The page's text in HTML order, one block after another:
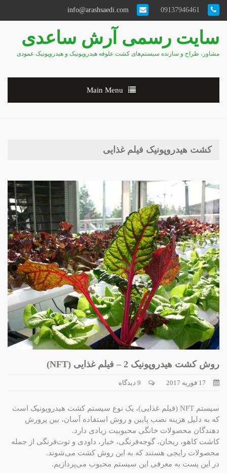
سایت رسمی آرش ساعدی
مشاور، طراح و سازنده سیستم‌های کشت علوفه هیدروپونیک و هیدروپونیک عمودی
Main Menu
کشت هیدروپونیک فیلم غذایی
روش کشت هیدروپونیک 2 – فیلم غذایی (NFT)
17 فوریه 2017 9 دیدگاه
سیستم NFT (فیلم غذایی)، یک نوع سیستم كشت هیدروپونیک است
كه به‌ دلیل هزینه نصب پایین و روش استفاده آسان، بین پرورش‌
دهندگان محصولات خانگی محبوبیت زیادی دارد.
كاشت كاهو، ریحان، گوجه‌فرنگی، خیار، داودی و توت‌فرنگی از جمله
محصولات رایجی هستند كه به این روش كشت می‌شوند.
در این پست به معرفی این سیستم محبوب می‌پردازیم.